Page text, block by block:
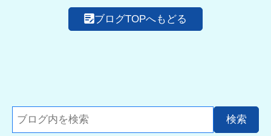
ブログTOPへもどる